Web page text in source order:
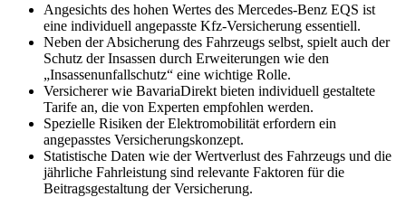
Angesichts des hohen Wertes des Mercedes-Benz EQS ist
eine individuell angepasste Kfz-Versicherung essentiell.
Neben der Absicherung des Fahrzeugs selbst, spielt auch der
Schutz der Insassen durch Erweiterungen wie den
„Insassenunfallschutz“ eine wichtige Rolle.
Versicherer wie BavariaDirekt bieten individuell gestaltete
Tarife an, die von Experten empfohlen werden.
Spezielle Risiken der Elektromobilität erfordern ein
angepasstes Versicherungskonzept.
Statistische Daten wie der Wertverlust des Fahrzeugs und die
jährliche Fahrleistung sind relevante Faktoren für die
Beitragsgestaltung der Versicherung.